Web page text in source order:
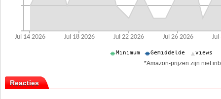
*Amazon-prijzen zijn niet
Reacties